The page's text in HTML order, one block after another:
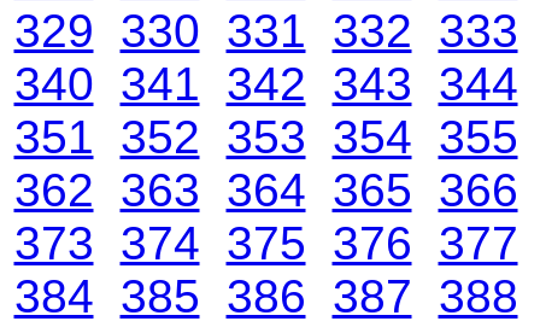
329 330 331 332 333
340 341 342 343 344
351 352 353 354 355
362 363 364 365 366
373 374 375 376 377
384 385 386 387 388